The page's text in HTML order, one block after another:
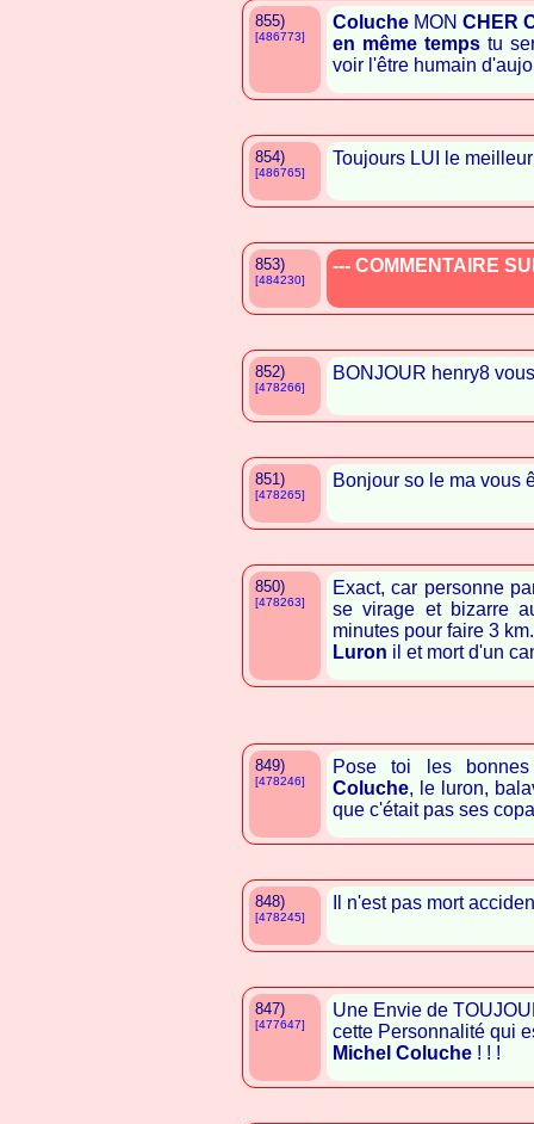
855)
[486773]
Coluche MON CHER
en même temps tu
voir l'être humain
854)
[486765]
Toujours LUI le meilleur
853)
[484230]
--- COMMENTAIRE
852)
[478266]
BONJOUR henry8
851)
[478265]
Bonjour so le ma vous
850)
[478263]
Exact, car personne
se virage et bizarre
minutes pour faire 3
Luron il et mort d'un
849)
[478246]
Pose toi les
Coluche, le luron,
que c'était pas ses
848)
[478245]
Il n'est pas mort
847)
[477647]
Une Envie de
cette Personnalité qui
Michel Coluche ! ! !